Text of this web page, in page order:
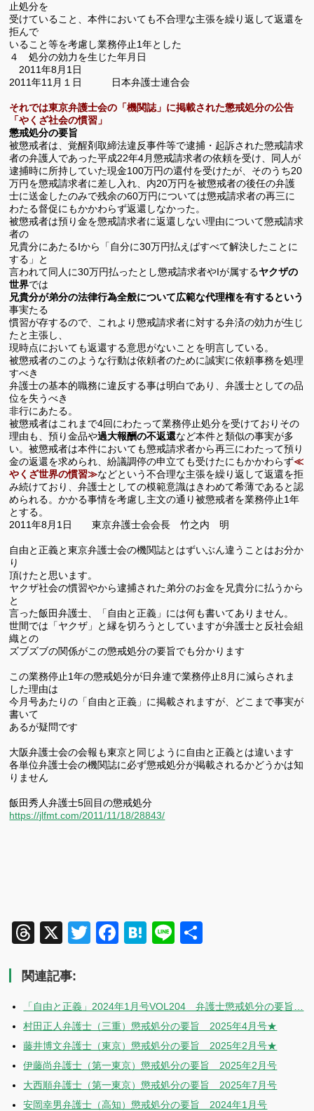
止処分を
受けていること、本件においても不合理な主張を繰り返して返還を
拒んで
いること等を考慮し業務停止1年とした
４ 処分の効力を生じた年月日
2011年8月 1 日
2011年11 月１日 日本弁護士連合会
それでは東京弁護士会の「機関誌」に掲載された懲戒処分の公告
「やくざ社会の慣習」
懲戒処分の要旨
被懲戒者は、覚醒剤取締法違反事件等で逮捕・起訴された懲戒請求
者の弁護人であった平成22年4月懲戒請求者の依頼を受け、同人が
逮捕時に所持していた現金100万円の還付を受けたが、そのうち20
万円を懲戒請求者に差し入れ、内20万円を被懲戒者の後任の弁護
士に送金したのみで残余の60万円については懲戒請求者の再三に
わたる督促にもかかわらず返還しなかった。
被懲戒者は預り金を懲戒請求者に返還しない理由について懲戒請求
者の
兄貴分にあたるIから「自分に30万円払えばすべて解決したことに
する」と
言われて同人に30万円払ったとし懲戒請求者やIが属するヤクザの
世界では
兄貴分が弟分の法律行為全般について広範な代理権を有するという
事実たる
慣習が存するので、これより懲戒請求者に対する弁済の効力が生じ
たと主張し、
現時点においても返還する意思がないことを明言している。
被懲戒者のこのような行動は依頼者のために誠実に依頼事務を処理
すべき
弁護士の基本的職務に違反する事は明白であり、弁護士としての品
位を失うべき
非行にあたる。
被懲戒者はこれまで4回にわたって業務停止処分を受けておりその
理由も、預り金品や過大報酬の不返還など本件と類似の事実が多
い。被懲戒者は本件においても懲戒請求者から再三にわたって預り
金の返還を求められ、紛議調停の申立ても受けたにもかかわらず≪
やくざ世界の慣習≫などという不合理な主張を繰り返して返還を拒
み続けており、弁護士としての模範意識はきわめて希薄であると認
められる。かかる事情を考慮し主文の通り被懲戒者を業務停止1年
とする。
2011年8月 1 日 東京弁護士会会長 竹之内 明
自由と正義と東京弁護士会の機関誌とはずいぶん違うことはお分か
り
頂けたと思います。
ヤクザ社会の慣習やから逮捕された弟分のお金を兄貴分に払うから
と
言った飯田弁護士、「自由と正義」には何も書いてありません。
世間では「ヤクザ」と縁を切ろうとしていますが弁護士と反社会組
織との
ズブズブの関係がこの懲戒処分の要旨でも分かります
この業務停止1年の懲戒処分が日弁連で業務停止8月に減らされま
した理由は
今月号あたりの「自由と正義」に掲載されますが、どこまで事実が
書いて
あるが疑問です
大阪弁護士会の会報も東京と同じように自由と正義とは違います
各単位弁護士会の機関誌に必ず懲戒処分が掲載されるかどうかは知
りません
飯田秀人弁護士5回目の懲戒処分
https://jlfmt.com/2011/11/18/28843/
Threads
X TwitterFacebook
Hatena
Line
関連記事:
「自由と正義」2024年1月号VOL204 弁護士懲戒処分の要旨…
村田正人弁護士（三重）懲戒処分の要旨 2025年4月号★
藤井博文弁護士（東京）懲戒処分の要旨 2025年2月号★
伊藤尚弁護士（第一東京）懲戒処分の要旨 2025年2月号
大西順弁護士（第一東京）懲戒処分の要旨 2025年7月号
安岡幸男弁護士（高知）懲戒処分の要旨 2024年1月号